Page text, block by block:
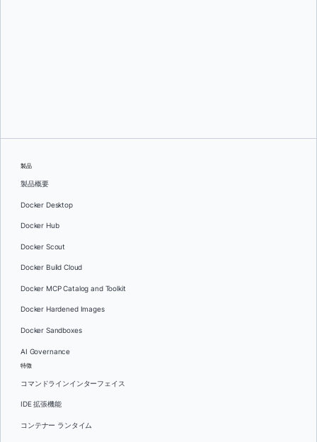
製品
製品概要
Docker Desktop
Docker Hub
Docker Scout
Docker Build Cloud
Docker MCP Catalog and Toolkit
Docker Hardened Images
Docker Sandboxes
AI Governance
特徴
コマンドラインインターフェイス
IDE 拡張機能
コンテナー ランタイム